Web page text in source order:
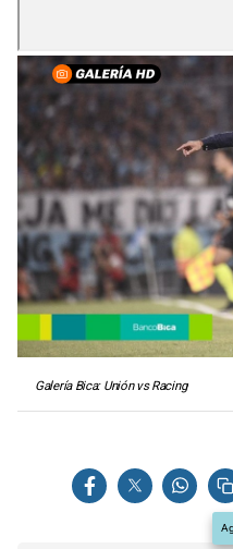
Galería Bica: Unión vs Racing